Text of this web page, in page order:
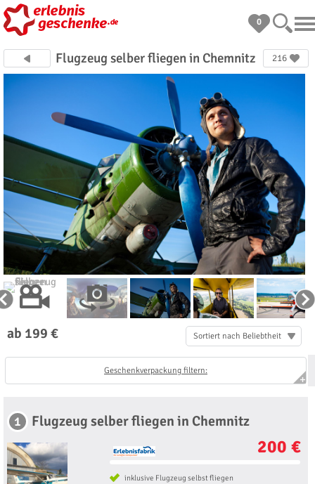
0
Flugzeug selber fliegen in Chemnitz 216
ab 199 € Sortiert nach Beliebtheit
Geschenkverpackung filtern:
1 Flugzeug selber fliegen in Chemnitz
200 €
inklusive Flugzeug selbst fliegen